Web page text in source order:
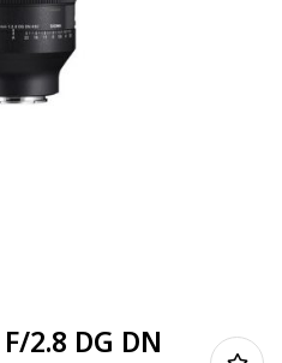
2.8 DG DN